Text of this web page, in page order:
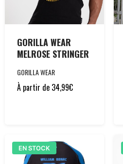
GORILLA WEAR
MELROSE STRINGER
GORILLA WEAR
À partir de 34,99€
EN STOCK